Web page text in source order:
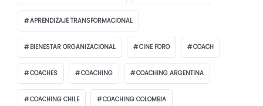
APRENDIZAJE TRANSFORMACIONAL
BIENESTAR ORGANIZACIONAL CINE FORO COACH
COACHES COACHING COACHING ARGENTINA
COACHING CHILE COACHING COLOMBIA